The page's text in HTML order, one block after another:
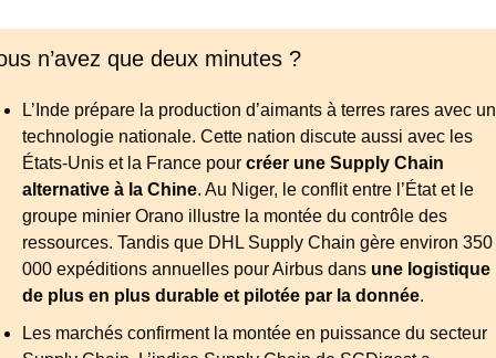
n’avez que deux minutes ?
L’Inde prépare la production d’aimants à terres rares avec
technologie nationale. Cette nation discute aussi avec les
États-Unis et la France pour créer une Supply Chain
alternative à la Chine. Au Niger, le conflit entre l’État et le
groupe minier Orano illustre la montée du contrôle des
ressources. Tandis que DHL Supply Chain gère environ 350
000 expéditions annuelles pour Airbus dans une logistique
de plus en plus durable et pilotée par la donnée.
Les marchés confirment la montée en puissance du secteur